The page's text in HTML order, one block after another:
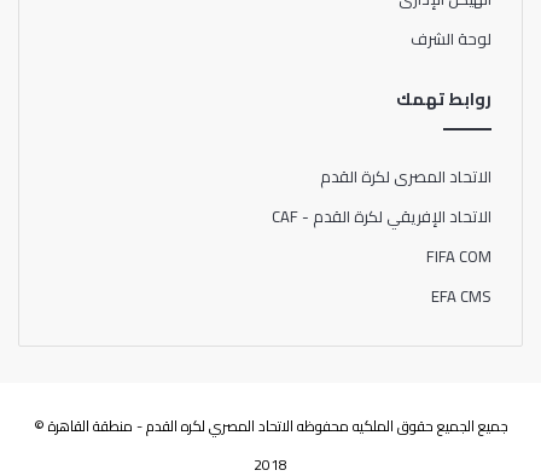
لوحة الشرف
روابط تهمك
الاتحاد المصرى لكرة القدم
الاتحاد الإفريقي لكرة القدم - CAF
FIFA COM
EFA CMS
جميع الجميع حقوق الملكيه محفوظه الاتحاد المصري لكره القدم - منطقة القاهرة ©
2018